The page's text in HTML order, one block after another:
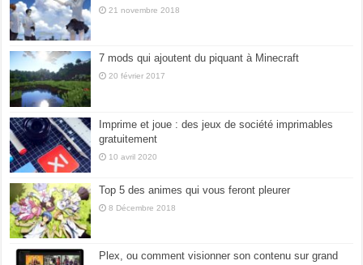
21 novembre 2018
7 mods qui ajoutent du piquant à Minecraft
20 février 2017
Imprime et joue : des jeux de société imprimables
gratuitement
10 avril 2020
Top 5 des animes qui vous feront pleurer
8 Décembre 2018
Plex, ou comment visionner son contenu sur grand